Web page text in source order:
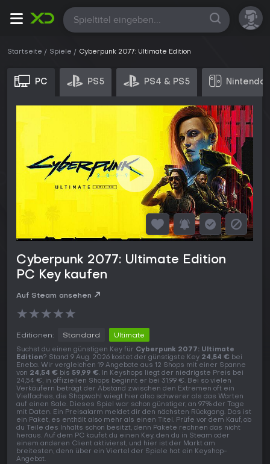
Alle
Startseite Spiele Cyberpunk 2077: Ultimate Edition
PC PS5 PS4 & PS5 Nintendo
Cyberpunk 2077: Ultimate Edition
PC Key kaufen
Auf Steam ansehen
★★★★★
Editionen: Standard Ultimate
Suchst du einen günstigen Key für Cyberpunk 2077: Ultimate
Edition? Stand 9 Aug. 2026 kostet der günstigste Key 24,54 € bei
Eneba. Wir vergleichen 19 Angebote aus 12 Shops mit einer Spanne
von 24,54 € bis 59,99 €. In Keyshops liegt der niedrigste Preis bei
24,54 €, in offiziellen Shops beginnt er bei 31,99 €. Bei so vielen
Verkäufern beträgt der Abstand zwischen den Extremen oft ein
Vielfaches, die Shopwahl wiegt hier also schwerer als das Warten
auf einen Sale. Dieses Spiel war schon günstiger, an 97% der Tage
mit Daten. Ein Preisalarm meldet dir den nächsten Rückgang. Das ist
ein Paket, es enthält also mehr als einen Titel. Prüfe vor dem Kauf, ob
du Teile des Inhalts schon besitzt, denn Pakete rechnen das nicht
heraus. Auf dem PC kaufst du einen Key, den du in Steam oder
einem anderen Client aktivierst, und hier ist der Markt am
breitesten, denn über ein Viertel der Spiele hat ein Keyshop-
Angebot.